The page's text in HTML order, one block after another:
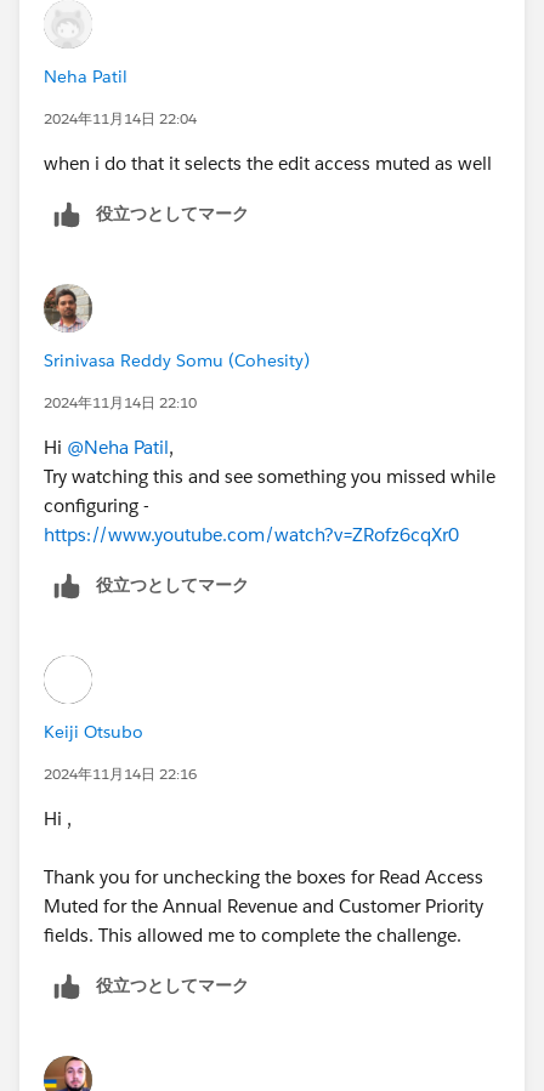
Neha Patil
2024年11月14日 22:04
when i do that it selects the edit access muted as well
役立つとしてマーク
Srinivasa Reddy Somu (Cohesity)
2024年11月14日 22:10
Hi @Neha Patil,
Try watching this and see something you missed while
configuring -
https://www.youtube.com/watch?v=ZRofz6cqXr0
役立つとしてマーク
Keiji Otsubo
2024年11月14日 22:16
Hi ,
Thank you for unchecking the boxes for Read Access
Muted for the Annual Revenue and Customer Priority
fields. This allowed me to complete the challenge.
役立つとしてマーク